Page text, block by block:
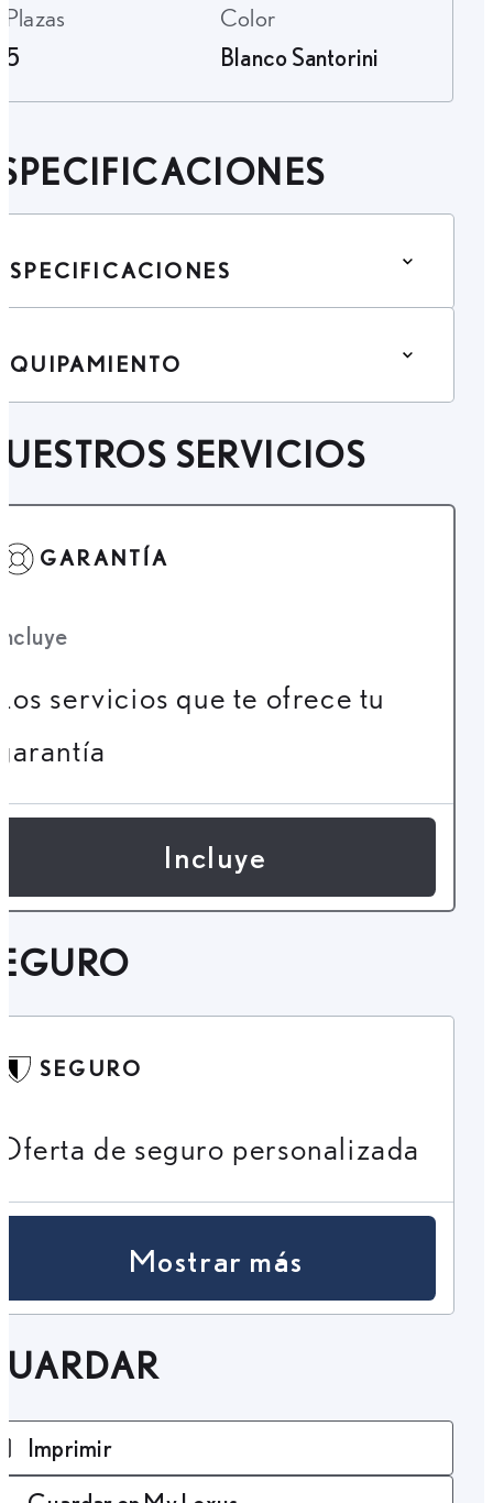
Plazas
5
Color
Blanco Santorini
SERVICIOS
GARANTÍA
servicios que te ofrece tu
Incluye
SEGURO
de seguro personalizada
Mostrar más
Imprimir